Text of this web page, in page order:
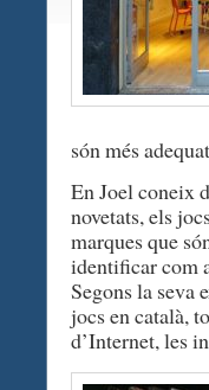
són més
En Joel coneix
novetats, els
marques que
identificar com
Segons la seva
jocs en català,
d’Internet, les